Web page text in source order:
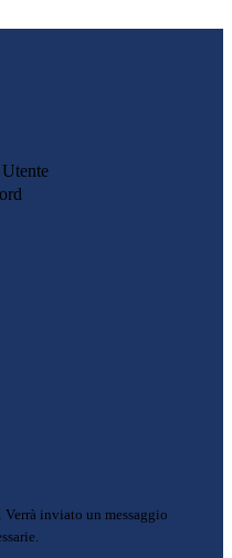
Verrà inviato un messaggio